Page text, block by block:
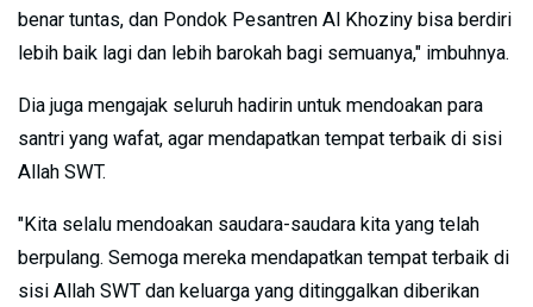
benar tuntas, dan Pondok Pesantren Al Khoziny bisa berdiri
lebih baik lagi dan lebih barokah bagi semuanya," imbuhnya.
Dia juga mengajak seluruh hadirin untuk mendoakan para
santri yang wafat, agar mendapatkan tempat terbaik di sisi
Allah SWT.
"Kita selalu mendoakan saudara-saudara kita yang telah
berpulang. Semoga mereka mendapatkan tempat terbaik di
sisi Allah SWT dan keluarga yang ditinggalkan diberikan